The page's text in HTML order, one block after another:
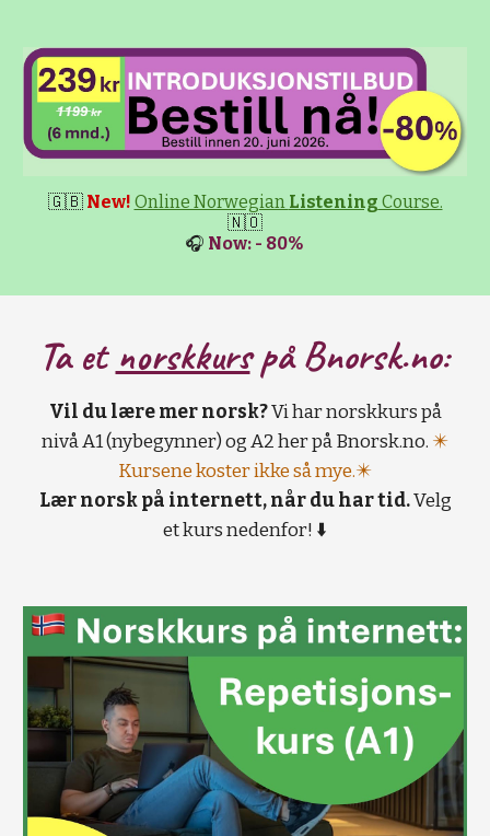
🇬🇧 New! Online Norwegian Listening Course.
🇳🇴
🎧 Now: - 80%
Ta et norskkurspå Bnorsk.no:
Vil du lære mer norsk?Vi har norskkurs på
nivå A1 (nybegynner) og A2 her på Bnorsk.no. ✴️
Kursene koster ikke så mye.✴️
Lær norsk på internett, når du har tid.Velg
et kurs nedenfor! ⬇️